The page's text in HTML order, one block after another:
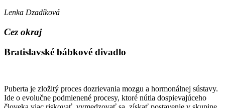
Lenka Dzadíková
Cez okraj
Bratislavské bábkové divadlo
Puberta je zložitý proces dozrievania mozgu a hormonálnej sústavy.
Ide o evolučne podmienené procesy, ktoré nútia dospievajúceho